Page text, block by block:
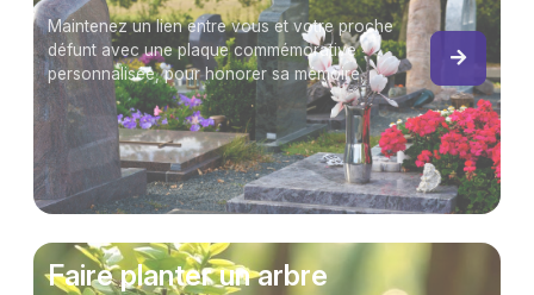
Maintenez un lien entre vous et votre proche
défunt avec une plaque commémorative
personnalisée, pour honorer sa mémoire.
Faire planter un arbre